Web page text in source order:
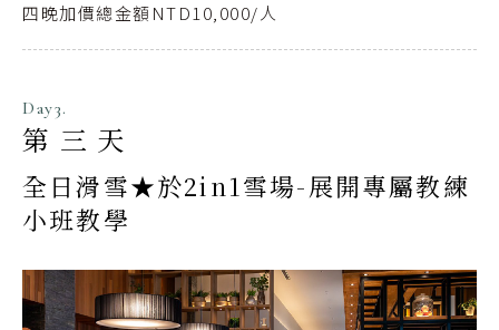
四晚加價總金額NTD10,000/人
Day3.
第三天
全日滑雪★於2in1雪場-展開專屬教練
小班教學